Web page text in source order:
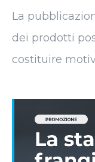
La
dei prodotti
costituire